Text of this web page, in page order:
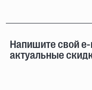
Напишите свой e-
актуальные